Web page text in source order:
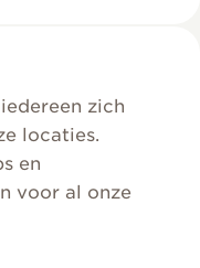
zich
locaties.
en
voor al onze